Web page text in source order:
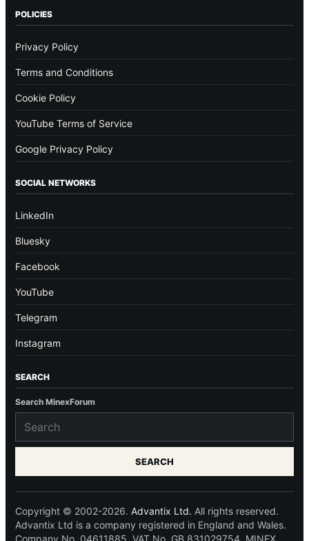
POLICIES
Privacy Policy
Terms and Conditions
Cookie Policy
YouTube Terms of Service
Google Privacy Policy
SOCIAL NETWORKS
LinkedIn
Bluesky
Facebook
YouTube
Telegram
Instagram
SEARCH
Search MinexForum
SEARCH
Copyright © 2002-2026. Advantix Ltd. All rights reserved.
Advantix Ltd is a company registered in England and Wales.
Company No. 04611885. VAT No. GB 831029754. MINEX